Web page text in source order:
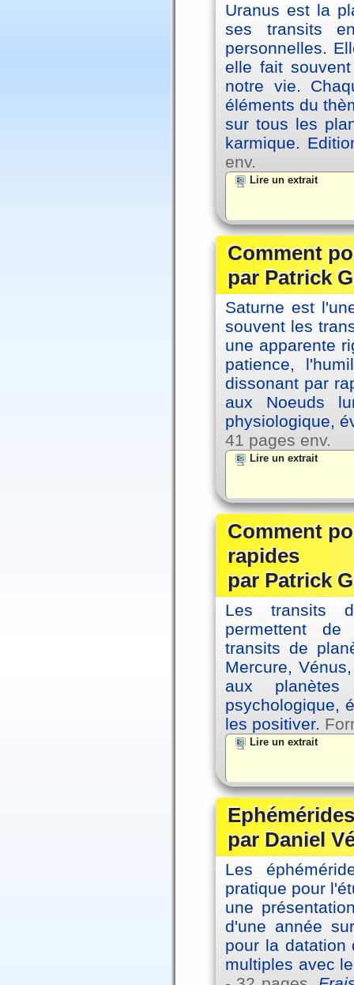
Uranus est la
ses transits
personnelles.
elle fait
notre vie.
éléments du
sur tous les
karmique.
env.
Lire un extrait
Comment
par Patrick
Saturne est
souvent les
une apparente
patience,
dissonant par
aux Noeuds
physiologique,
41 pages env.
Lire un extrait
Comment
rapides
par Patrick
Les transits
permettent de
transits de
Mercure,
aux
psychologique,
les positiver.
Lire un extrait
par Daniel
Les
pratique pour
une
d'une année
pour la datation
multiples avec